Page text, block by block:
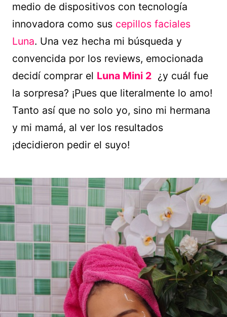
medio de dispositivos con tecnología
innovadora como sus cepillos faciales
Luna. Una vez hecha mi búsqueda y
convencida por los reviews, emocionada
decidí comprar el Luna Mini 2 ¿y cuál fue
la sorpresa? ¡Pues que literalmente lo amo!
Tanto así que no solo yo, sino mi hermana
y mi mamá, al ver los resultados
¡decidieron pedir el suyo!